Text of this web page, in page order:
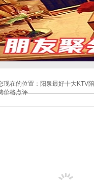
现在的位置： 阳泉最好十大KTV
价格点评